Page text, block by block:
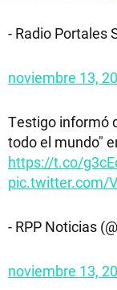
- Radio Portales
noviembre 13,
Testigo informó
todo el mundo"
https://t.co/
pic.twitter.com/
- RPP Noticias
noviembre 13,